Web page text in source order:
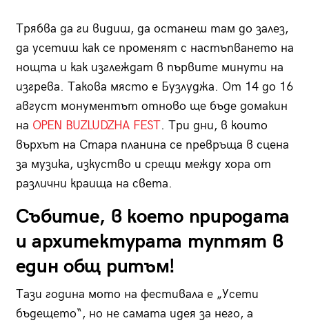
Трябва да ги видиш, да останеш там до залез,
да усетиш как се променят с настъпването на
нощта и как изглеждат в първите минути на
изгрева. Такова място е Бузлуджа. От 14 до 16
август монументът отново ще бъде домакин
на OPEN BUZLUDZHA FEST. Три дни, в които
върхът на Стара планина се превръща в сцена
за музика, изкуство и срещи между хора от
различни краища на света.
Събитие, в което природата
и архитектурата туптят в
един общ ритъм!
Тази година мото на фестивала е „Усети
бъдещето“, но не самата идея за него, а